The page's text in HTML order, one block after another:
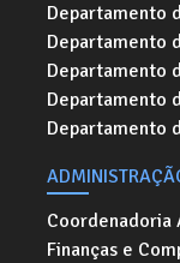
Departamento
Departamento
Departamento
Departamento
Departamento
Coordenadoria
Finanças e